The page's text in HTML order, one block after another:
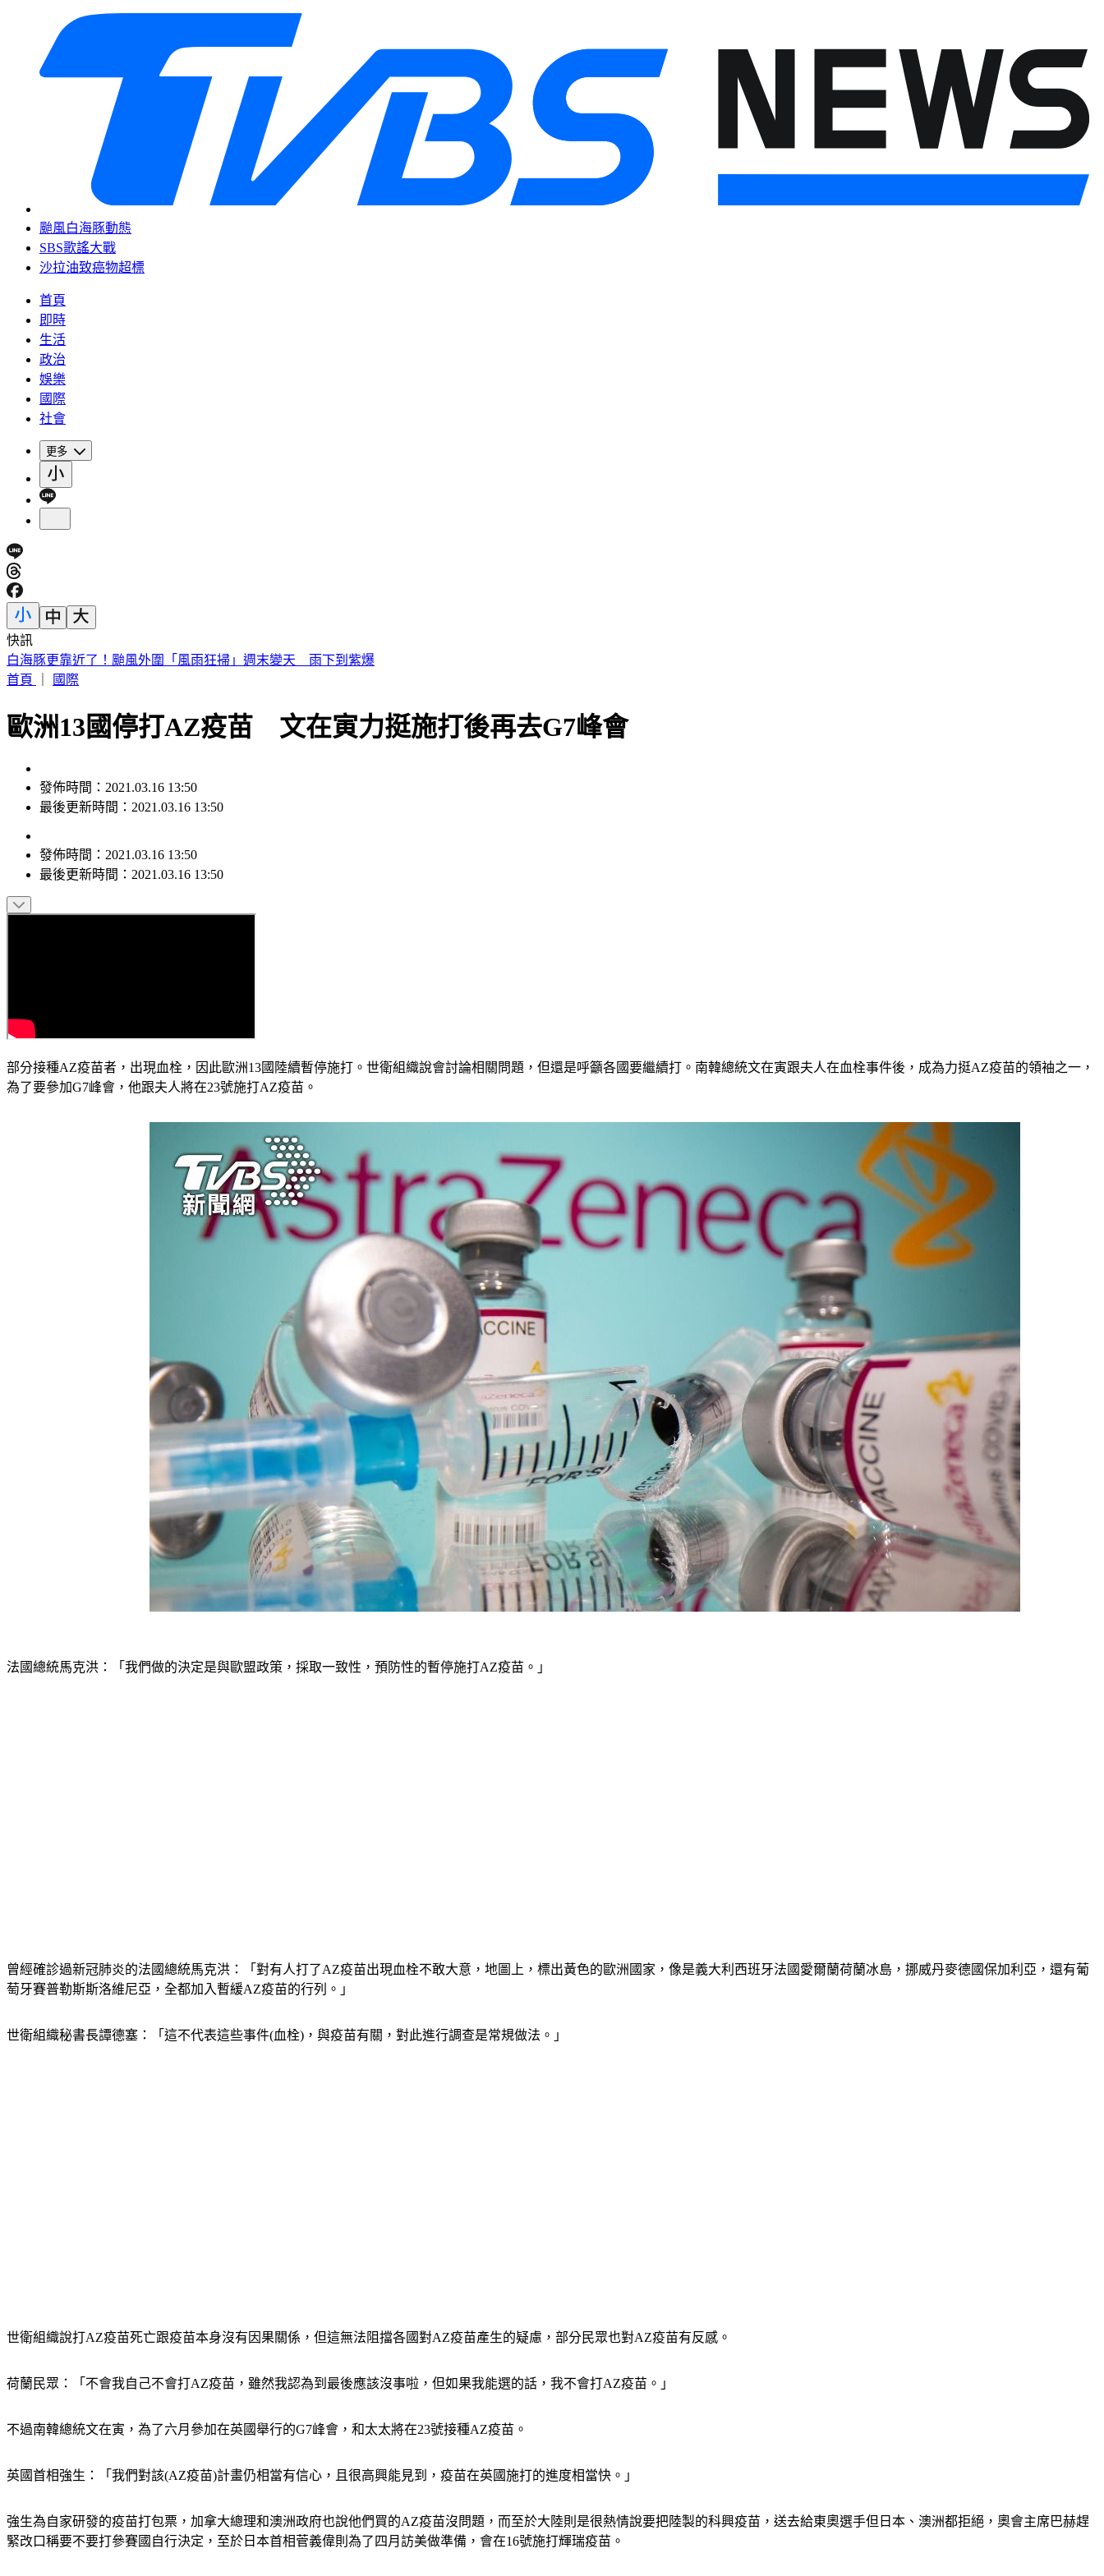
颱風白海豚動態
SBS歌謠大戰
沙拉油致癌物超標
首頁
即時
生活
政治
娛樂
國際
社會
更多
快訊
南港瑪莎拉蒂撞路邊車輛！駕駛肇逃留「喪屍菸彈」
首頁
國際
歐洲13國停打AZ疫苗 文在寅力挺施打後再去G7峰會
發佈時間：2021.03.16 13:50
最後更新時間：2021.03.16 13:50
發佈時間： 2021.03.16 13:50
最後更新時間： 2021.03.16 13:50
部分接種AZ疫苗者，出現血栓，因此歐洲13國陸續暫停施打。世衛組織說會討論相關問題，但還是呼籲各國要繼續打。南韓總統文在寅跟夫人在血栓事件後，成為力挺AZ疫苗的領袖之一，
為了要參加G7峰會，他跟夫人將在23號施打AZ疫苗。
法國總統馬克洪：「我們做的決定是與歐盟政策，採取一致性，預防性的暫停施打AZ疫苗。」
曾經確診過新冠肺炎的法國總統馬克洪：「對有人打了AZ疫苗出現血栓不敢大意，地圖上，標出黃色的歐洲國家，像是義大利西班牙法國愛爾蘭荷蘭冰島，挪威丹麥德國保加利亞，還有葡
萄牙賽普勒斯斯洛維尼亞，全都加入暫緩AZ疫苗的行列。」
世衛組織秘書長譚德塞：「這不代表這些事件(血栓)，與疫苗有關，對此進行調查是常規做法。」
世衛組織說打AZ疫苗死亡跟疫苗本身沒有因果關係，但這無法阻擋各國對AZ疫苗產生的疑慮，部分民眾也對AZ疫苗有反感。
荷蘭民眾：「不會我自己不會打AZ疫苗，雖然我認為到最後應該沒事啦，但如果我能選的話，我不會打AZ疫苗。」
不過南韓總統文在寅，為了六月參加在英國舉行的G7峰會，和太太將在23號接種AZ疫苗。
英國首相強生：「我們對該(AZ疫苗)計畫仍相當有信心，且很高興能見到，疫苗在英國施打的進度相當快。」
強生為自家研發的疫苗打包票，加拿大總理和澳洲政府也說他們買的AZ疫苗沒問題，而至於大陸則是很熱情說要把陸製的科興疫苗，送去給東奧選手但日本、澳洲都拒絕，奧會主席巴赫趕
緊改口稱要不要打參賽國自行決定，至於日本首相菅義偉則為了四月訪美做準備，會在16號施打輝瑞疫苗。